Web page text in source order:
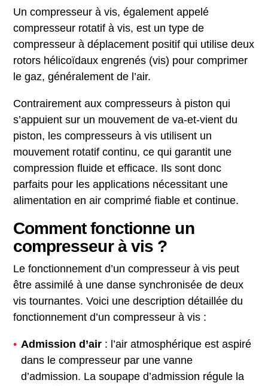
Un compresseur à vis, également appelé
compresseur rotatif à vis, est un type de
compresseur à déplacement positif qui utilise deux
rotors hélicoïdaux engrenés (vis) pour comprimer
le gaz, généralement de l’air.
Contrairement aux compresseurs à piston qui
s’appuient sur un mouvement de va-et-vient du
piston, les compresseurs à vis utilisent un
mouvement rotatif continu, ce qui garantit une
compression fluide et efficace. Ils sont donc
parfaits pour les applications nécessitant une
alimentation en air comprimé fiable et continue.
Comment fonctionne un
compresseur à vis ?
Le fonctionnement d’un compresseur à vis peut
être assimilé à une danse synchronisée de deux
vis tournantes. Voici une description détaillée du
fonctionnement d’un compresseur à vis :
Admission d’air : l’air atmosphérique est aspiré
dans le compresseur par une vanne
d’admission. La soupape d’admission régule la